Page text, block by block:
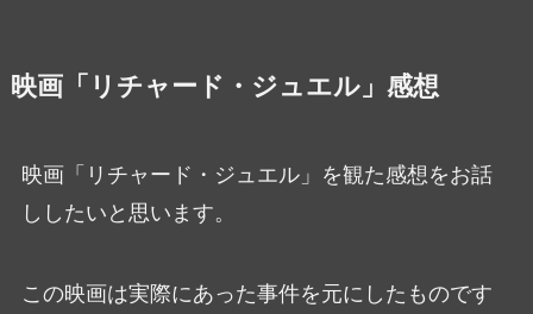
映画「リチャード・ジュエル」感想
映画「リチャード・ジュエル」を観た感想をお話
ししたいと思います。
この映画は実際にあった事件を元にしたものです